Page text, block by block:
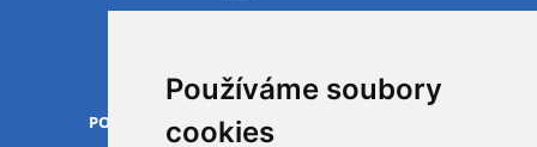
Používáme soubory
cookies
OTVÍRACÍ DOBA
PO-PÁ